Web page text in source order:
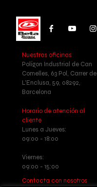
Nuestras oficinas
Polígon Industrial de Can
Comelles, 63 Pol, Carrer de
L'Enclusa, 59, 08292,
Barcelona
Horario de atención al
cliente
Lunes a Jueves:
09:00 - 18:00
Viernes:
09:00 - 15:00
Contacta con nosotros